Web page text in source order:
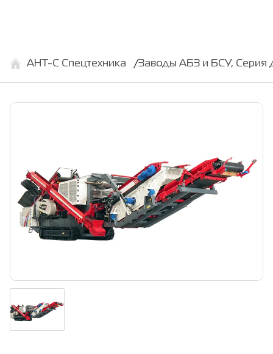
АНТ-С Спецтехника Заводы АБЗ и БСУ, Серия